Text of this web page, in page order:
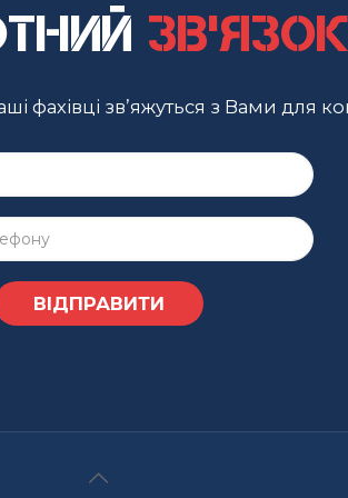
зв'язок
фахівці зв’яжуться з Вами для